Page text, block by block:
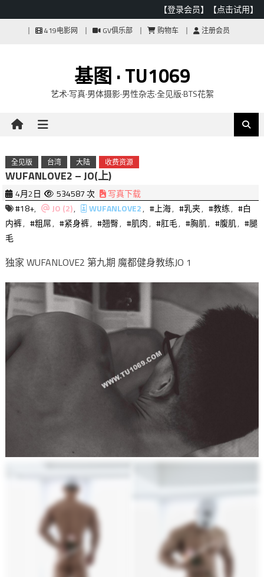
【登录会员】 【点击试用】
419电影网 GV俱乐部 购物车 注册会员
基图 · TU1069
艺术·写真·男体摄影·男性杂志·全见版·BTS花絮
全见版 台湾 大陆 收费资源
WUFANLOVE2 – JO(上)
4月2日 534587 次
写真下载
#18+, JO (2), WUFANLOVE2, #上海, #乳夹, #教练, #白
内裤, #粗屌, #紧身裤, #翘臀, #肌肉, #肛毛, #胸肌, #腹肌, #腿
毛
独家 WUFANLOVE2 第九期 魔都健身教练JO 1